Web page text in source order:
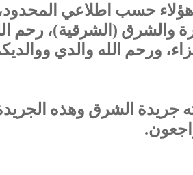
11-7-1437هـ، ‏ولم أر غير هؤلاء حسب اطلاعي
والشرق (الشرقية)، ‏رحم
ورحم الله والدي
جريدة الشرق وهذه